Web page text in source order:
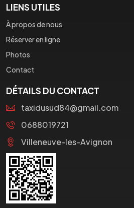
LIENS UTILES
À propos de nous
Réserver en ligne
Photos
Contact
DÉTAILS DU CONTACT
taxidusud84@gmail.com
0688019721
Villeneuve-les-Avignon